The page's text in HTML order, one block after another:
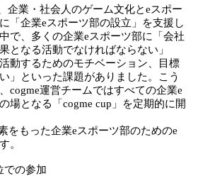
企業・社会人のゲーム文化とeスポー
「企業eスポーツ部の設立」を支援し
で、多くの企業eスポーツ部に「会社
となる活動でなければならない」
動するためのモチベーション、目標
」といった課題がありました。こう
cogme運営チームではすべての企業e
場となる「cogme cup」を定期的に開
をもった企業eスポーツ部のためのe
。
での参加